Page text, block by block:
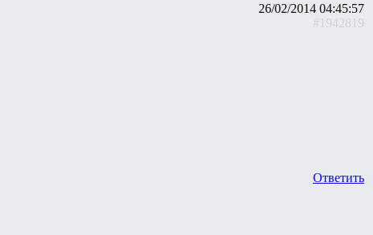
26/02/2014 04:45:57
#1942819
Ответить